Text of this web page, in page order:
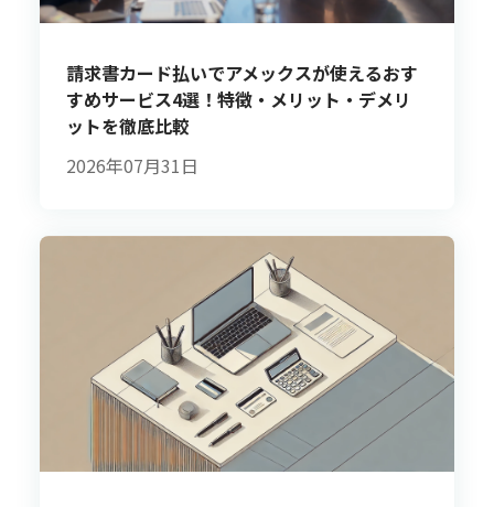
請求書カード払いでアメックスが使えるおす
すめサービス4選！特徴・メリット・デメリ
ットを徹底比較
2026年07月31日